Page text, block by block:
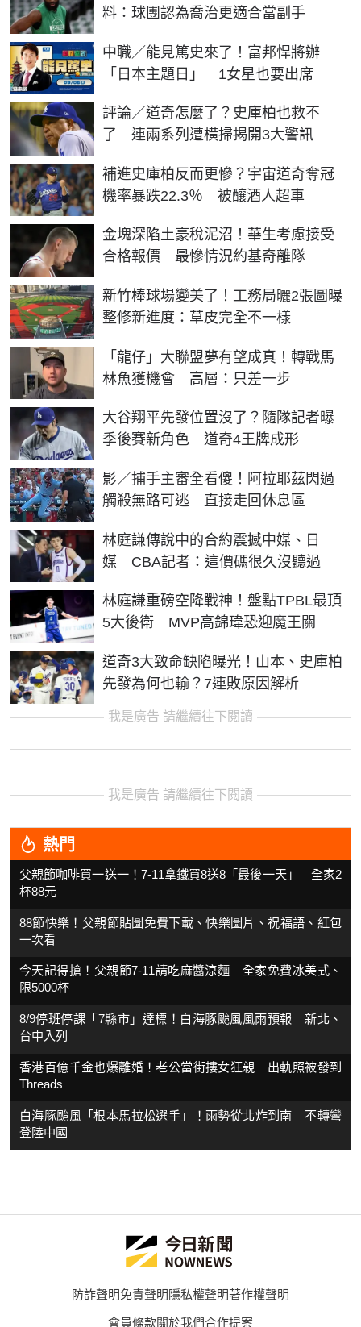
料：球團認為喬治更適合當副手
中職／能見篤史來了！富邦悍將辦
「日本主題日」 1女星也要出席
評論／道奇怎麼了？史庫柏也救不
了 連兩系列遭橫掃揭開3大警訊
補進史庫柏反而更慘？宇宙道奇奪冠
機率暴跌22.3％ 被釀酒人超車
金塊深陷土豪稅泥沼！華生考慮接受
合格報價 最慘情況約基奇離隊
新竹棒球場變美了！工務局曬2張圖曝
整修新進度：草皮完全不一樣
「龍仔」大聯盟夢有望成真！轉戰馬
林魚獲機會 高層：只差一步
大谷翔平先發位置沒了？隨隊記者曝
季後賽新角色 道奇4王牌成形
影／捕手主審全看傻！阿拉耶茲閃過
觸殺無路可逃 直接走回休息區
林庭謙傳說中的合約震撼中媒、日
媒 CBA記者：這價碼很久沒聽過
林庭謙重磅空降戰神！盤點TPBL最頂
5大後衛 MVP高錦瑋恐迎魔王關
道奇3大致命缺陷曝光！山本、史庫柏
先發為何也輸？7連敗原因解析
我是廣告 請繼續往下閱讀
我是廣告 請繼續往下閱讀
熱門
父親節咖啡買一送一！7-11拿鐵買8送8「最後一天」 全家2
杯88元
88節快樂！父親節貼圖免費下載、快樂圖片、祝福語、紅包
一次看
今天記得搶！父親節7-11請吃麻醬涼麵 全家免費冰美式、
限5000杯
8/9停班停課「7縣市」達標！白海豚颱風風雨預報 新北、
台中入列
香港百億千金也爆離婚！老公當街摟女狂親 出軌照被發到
Threads
白海豚颱風「根本馬拉松選手」！雨勢從北炸到南 不轉彎
登陸中國
防詐聲明免責聲明隱私權聲明著作權聲明
會員條款關於我們合作提案